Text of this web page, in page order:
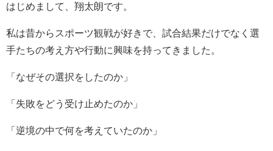
はじめまして、翔太朗です。
私は昔からスポーツ観戦が好きで、試合結果だけでなく選
手たちの考え方や行動に興味を持ってきました。
「なぜその選択をしたのか」
「失敗をどう受け止めたのか」
「逆境の中で何を考えていたのか」